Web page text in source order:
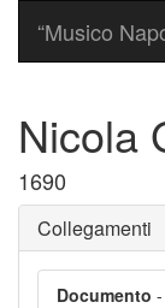
“Musico
Nicola
1690
Collegamenti
Documento -